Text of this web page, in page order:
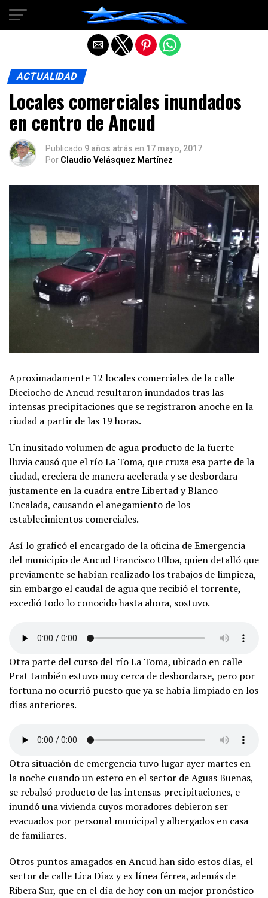
ACTUALIDAD
Locales comerciales inundados
en centro de Ancud
Publicado 9 años atrás en 17 mayo, 2017
Por Claudio Velásquez Martínez
Aproximadamente 12 locales comerciales de la calle
Dieciocho de Ancud resultaron inundados tras las
intensas precipitaciones que se registraron anoche en la
ciudad a partir de las 19 horas.
Un inusitado volumen de agua producto de la fuerte
lluvia causó que el río La Toma, que cruza esa parte de la
ciudad, creciera de manera acelerada y se desbordara
justamente en la cuadra entre Libertad y Blanco
Encalada, causando el anegamiento de los
establecimientos comerciales.
Así lo graficó el encargado de la oficina de Emergencia
del municipio de Ancud Francisco Ulloa, quien detalló que
previamente se habían realizado los trabajos de limpieza,
sin embargo el caudal de agua que recibió el torrente,
excedió todo lo conocido hasta ahora, sostuvo.
Otra parte del curso del río La Toma, ubicado en calle
Prat también estuvo muy cerca de desbordarse, pero por
fortuna no ocurrió puesto que ya se había limpiado en los
días anteriores.
Otra situación de emergencia tuvo lugar ayer martes en
la noche cuando un estero en el sector de Aguas Buenas,
se rebalsó producto de las intensas precipitaciones, e
inundó una vivienda cuyos moradores debieron ser
evacuados por personal municipal y albergados en casa
de familiares.
Otros puntos amagados en Ancud han sido estos días, el
sector de calle Lica Díaz y ex línea férrea, además de
Ribera Sur, que en el día de hoy con un mejor pronóstico
Salir de la versión móvil